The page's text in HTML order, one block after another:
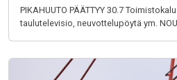
PIKAHUUTO PÄÄTTYY 30.7
taulutelevisio, neuvottelupöytä ym.